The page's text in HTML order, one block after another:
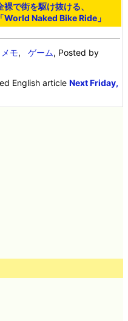
裸で街を駆け抜ける、
「World Naked Bike Ride」
メモ,ゲーム, Posted by
English articleNext Friday,